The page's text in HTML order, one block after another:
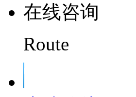
在线咨询
Route